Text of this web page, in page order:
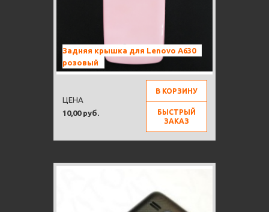
Задняя крышка для Lenovo A630
розовый
10,00 руб.
ЦЕНА
В КОРЗИНУ
БЫСТРЫЙ
ЗАКАЗ